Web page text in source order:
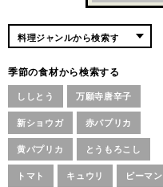
季節の食材から検索する
ししとう 万願寺唐辛子
新ショウガ 赤パプリカ
黄パプリカ とうもろこし
トマト キュウリ ピーマン